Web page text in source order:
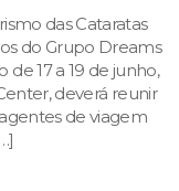
das Cataratas
do Grupo Dreams
de 17 a 19 de junho,
deverá reunir
de viagem